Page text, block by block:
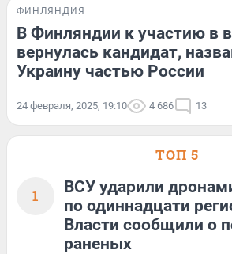
ФИНЛЯНДИЯ
В Финляндии к участию в
вернулась кандидат,
Украину частью России
24 февраля, 2025, 19:10 4 686 13
ТОП 5
1
ВСУ ударили
по одиннадцати
Власти сообщили о
раненых